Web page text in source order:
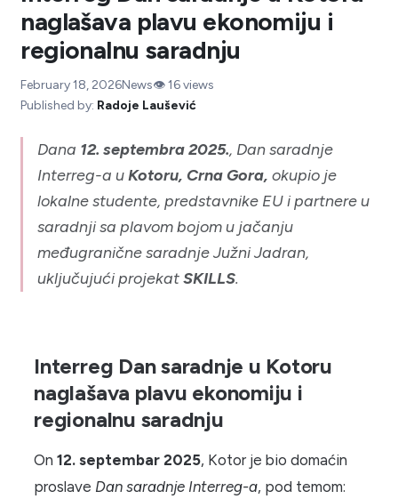
naglašava plavu ekonomiju i
regionalnu saradnju
February 18, 2026News👁️16views
Published by: Radoje Laušević
Dana 12. septembra 2025., Dan saradnje
Interreg-a uKotoru, Crna Gora,okupio je
lokalne studente, predstavnike EU i partnere u
saradnji sa plavom bojom u jačanju
međugranične saradnje Južni Jadran,
uključujući projekatSKILLS.
Interreg Dan saradnje u Kotoru
naglašava plavu ekonomiju i
regionalnu saradnju
On12. septembar 2025, Kotor je bio domaćin
proslave Dan saradnje Interreg-a, pod temom: